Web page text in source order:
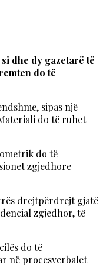
dhe dy gazetarë të
do të
sipas një
do të ruhet
do të
zgjedhore
drejtpërdrejt gjatë
zgjedhor, të
do të
në procesverbalet